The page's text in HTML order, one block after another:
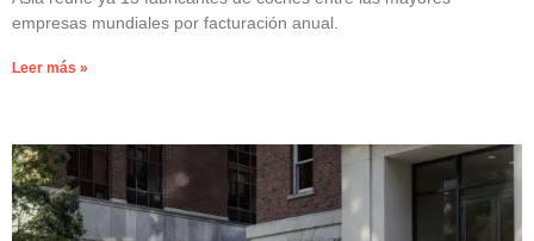
empresas mundiales por facturación anual.
Leer más »